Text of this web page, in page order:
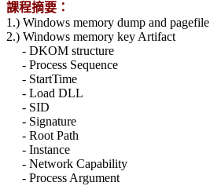
課程摘要：
1.) Windows memory dump and pagefile
2.) Windows memory key Artifact
- DKOM structure
- Process Sequence
- StartTime
- Load DLL
- SID
- Signature
- Root Path
- Instance
- Network Capability
- Process Argument